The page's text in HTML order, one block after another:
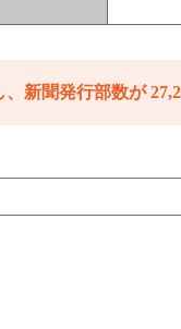
新聞発行部数が